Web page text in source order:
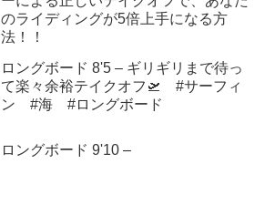
のライディングが5倍上手になる方
法！！
ロングボード 8'5 – ギリギリまで待っ
て楽々余裕テイクオフ🛫 #サーフィ
ン #海 #ロングボード
ロングボード 9'10 –